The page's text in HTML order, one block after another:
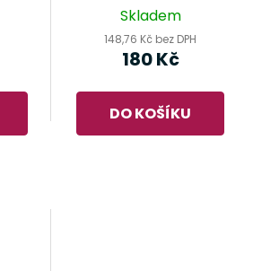
Skladem
148,76 Kč bez DPH
180 Kč
DO KOŠÍKU